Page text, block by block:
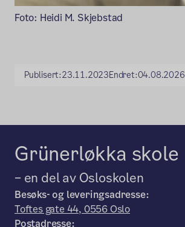
Foto: Heidi M. Skjebstad
Publisert:23.11.2023Endret:04.08.2026
Grünerløkka skole
– en del av Osloskolen
Besøks- og leveringsadresse:
Toftes gate 44, 0556 Oslo
Postadresse: